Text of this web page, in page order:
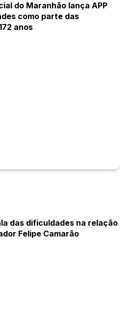
do Maranhão lança APP
como parte das
anos
das dificuldades na relação
Felipe Camarão